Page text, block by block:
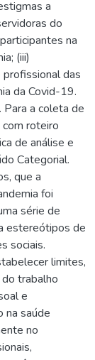
a
do
na
(iii)
das
da Covid-19.
a coleta de
roteiro
de análise e
Categorial.
que a
foi
série de
estereótipos de
sociais.
limites,
trabalho
e
na saúde
no